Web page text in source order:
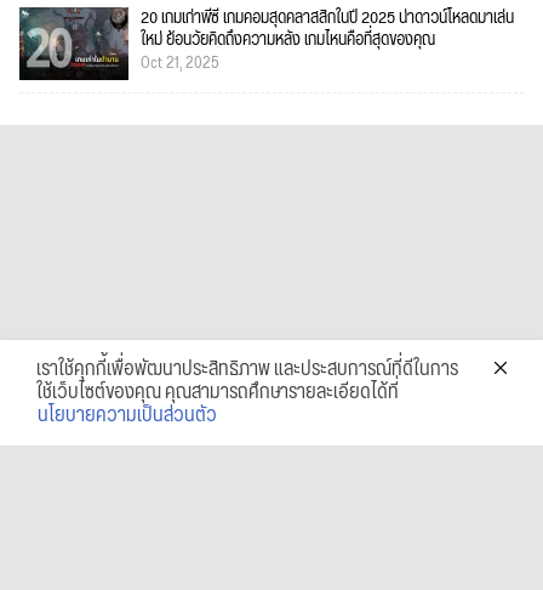
20 เกมเก่าพีซี เกมคอมสุดคลาสสิกในปี 2025 น่าดาวน์โหลดมาเล่น
ใหม่ ย้อนวัยคิดถึงความหลัง เกมไหนคือที่สุดของคุณ
Oct 21, 2025
เราใช้คุกกี้เพื่อพัฒนาประสิทธิภาพ และประสบการณ์ที่ดีในการ
ใช้เว็บไซต์ของคุณ คุณสามารถศึกษารายละเอียดได้ที่
นโยบายความเป็นส่วนตัว